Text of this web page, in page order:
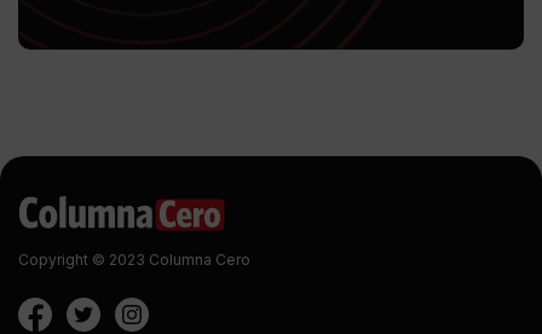
Copyright © 2023 Columna Cero